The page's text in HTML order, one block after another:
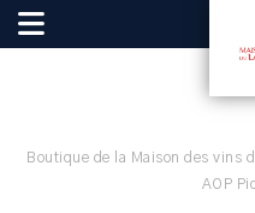
Boutique de la Maison des vins
AOP